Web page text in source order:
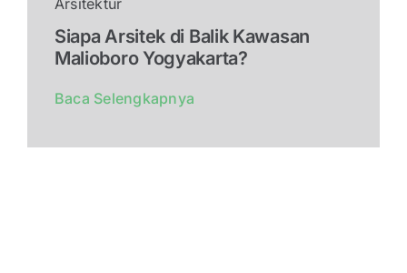
Siapa Arsitek di Balik Kawasan
Malioboro Yogyakarta?
Baca Selengkapnya